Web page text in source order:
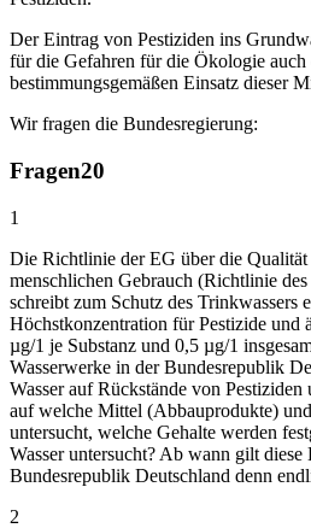
Der Eintrag von Pestiziden ins
für die Gefahren für die Ökologie auch
bestimmungsgemäßen Einsatz dieser
Wir fragen die Bundesregierung:
Fragen20
1
Die Richtlinie der EG über die Qualität
menschlichen Gebrauch (Richtlinie
schreibt zum Schutz des Trinkwassers
Höchstkonzentration für Pestizide und
µg/1 je Substanz und 0,5 µg/1
Wasserwerke in der Bundesrepublik
Wasser auf Rückstände von
auf welche Mittel (Abbauprodukte)
untersucht, welche Gehalte werden
Wasser untersucht? Ab wann gilt
Bundesrepublik Deutschland denn
2